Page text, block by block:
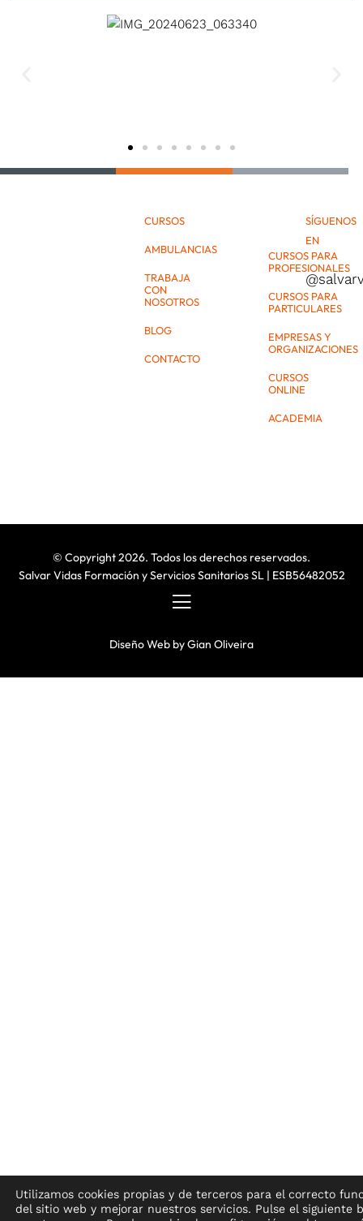
CURSOS
AMBULANCIAS
TRABAJA
CON
NOSOTROS
BLOG
CONTACTO
CURSOS PARA
PROFESIONALES
CURSOS PARA
PARTICULARES
EMPRESAS Y
ORGANIZACIONES
CURSOS
ONLINE
ACADEMIA
SÍGUENOS
EN
© Copyright 2026. Todos los derechos reservados.
Salvar Vidas Formación y Servicios Sanitarios SL | ESB56482052
Diseño Web byGian Oliveira
Utilizamos cookies propias y de terceros para el correcto
del sitio web y mejorar nuestros servicios. Pulse el siguiente